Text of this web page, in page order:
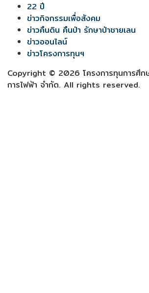
22 ปี
ข่าวกิจกรรมเพื่อสังคม
ข่าวคืนดิน คืนป่า รักษาป่าชายเลน
ข่าวออนไลน์
ข่าวโครงการทุนฯ
Copyright © 2026 โครงการทุนการศึก
การไฟฟ้า จำกัด. All rights reserved.